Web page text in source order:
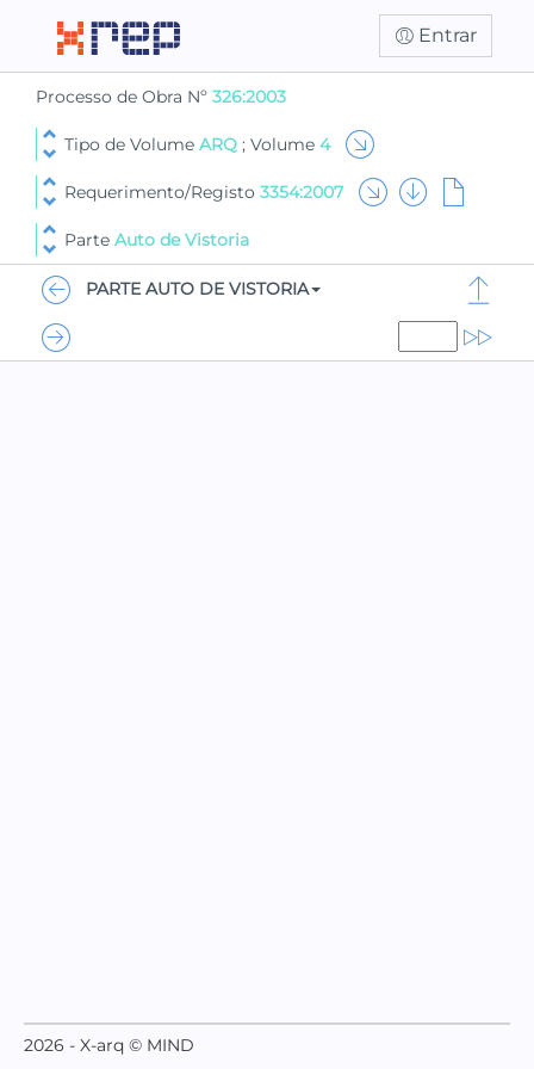
Entrar
Processo de Obra Nº 326:2003
Tipo de Volume ARQ ; Volume 4
Requerimento/Registo 3354:2007
Parte Auto de Vistoria
PARTE AUTO DE VISTORIA
2026 - X-arq © MIND